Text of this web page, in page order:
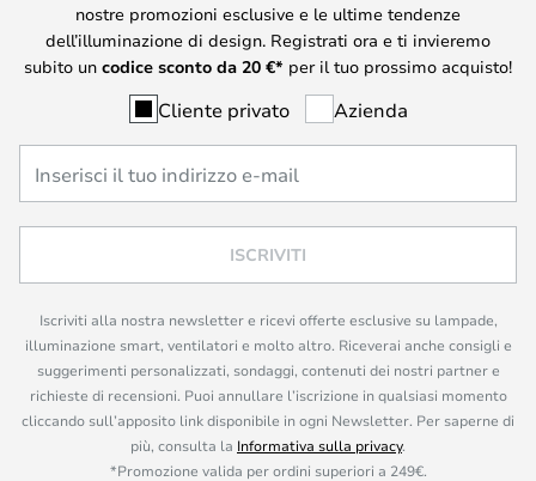
nostre promozioni esclusive e le ultime tendenze
dell’illuminazione di design. Registrati ora e ti invieremo
subito un codice sconto da 20 €* per il tuo prossimo acquisto!
Cliente privato Azienda
ISCRIVITI
Iscriviti alla nostra newsletter e ricevi offerte esclusive su lampade,
illuminazione smart, ventilatori e molto altro. Riceverai anche consigli e
suggerimenti personalizzati, sondaggi, contenuti dei nostri partner e
richieste di recensioni. Puoi annullare l’iscrizione in qualsiasi momento
cliccando sull’apposito link disponibile in ogni Newsletter. Per saperne di
più, consulta la Informativa sulla privacy.
*Promozione valida per ordini superiori a 249€.